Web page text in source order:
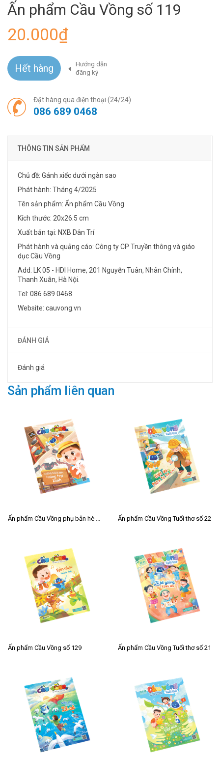
Ấn phẩm Cầu Vồng số 119
20.000₫
Hết hàng
Hướng dẫn
đăng ký
Đặt hàng qua điện thoại (24/24)
086 689 0468
THÔNG TIN SẢN PHẨM
Chủ đề: Gánh xiếc dưới ngàn sao
Phát hành: Tháng 4/2025
Tên sản phẩm: Ấn phẩm Cầu Vồng
Kích thước: 20x26.5 cm
Xuất bản tại: NXB Dân Trí
Phát hành và quảng cáo: Công ty CP Truyền thông và giáo
dục Cầu Vồng
Add: LK 05 - HDI Home, 201 Nguyễn Tuân, Nhân Chính,
Thanh Xuân, Hà Nội.
Tel: 086 689 0468
Website: cauvong.vn
ĐÁNH GIÁ
Đánh giá
Sản phẩm liên quan
Ấn phẩm Cầu Vồng phụ bản hè 2026 Ấn phẩm Cầu Vồng Tuổi thơ số 22
Ấn phẩm Cầu Vồng số 129 Ấn phẩm Cầu Vồng Tuổi thơ số 21